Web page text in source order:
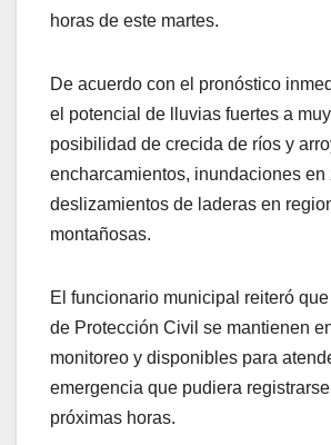
horas de este martes.
De acuerdo con el pronóstico
el potencial de lluvias fuertes a
posibilidad de crecida de ríos y
encharcamientos, inundaciones en
deslizamientos de laderas en
montañosas.
El funcionario municipal reiteró
de Protección Civil se mantienen
monitoreo y disponibles para
emergencia que pudiera
próximas horas.